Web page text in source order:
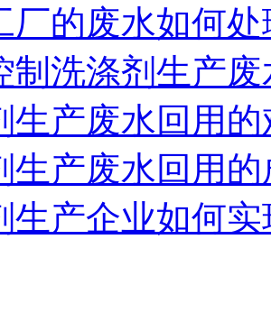
厂的废水如何
制洗涤剂生产
生产废水回用
生产废水回用
生产企业如何